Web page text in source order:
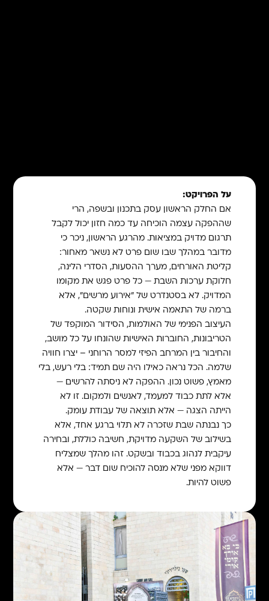
על הפרויקט:
אם החלק הראשון עסק בתכנון ובשפה, הרי
שההפקה עצמה הוכיחה עד כמה חזון יכול לקבל
תרגום מדויק במציאות. מהרגע הראשון, ניכר כי
מדובר במהלך שבו שום פרט לא נשאר מאחור:
קליטת האורחים, מערך ההסעות, הסדרי הלינה,
חלוקת ערכות השבת — כל פרט פגש את מקומו
המדויק. לא בסטנדרט של ״אירוע מרשים״, אלא
ברמה של התאמה אישית ונוחות שקטה.
העיצוב הפנימי של האולמות, הסידור המוקפד של
הטריבונות, החוברות האישיות שהונחו על כל מושב,
והחיבור בין המרחב הפיזי למסר הרוחני – יצרו חוויה
שלמה. הכל נראה כאילו היה שם תמיד: בלי רעש, בלי
מאמץ, פשוט נכון. ההפקה לא ניסתה להרשים —
אלא לתת כבוד למעמד, לאנשים ולמקום. זו לא
הייתה הצגה — אלא תוצאה של עבודת עומק.
כך נבנתה שבת שזכרה לא תלוי ברגע אחד, אלא
בשילוב של השקעה מדויקת, חשיבה כוללת, ובחירה
עיקבית לנהוג בכבוד ובשקט. זהו מהלך שמצליח
דווקא מפני שלא מנסה להוכיח שום דבר — אלא
פשוט להיות.